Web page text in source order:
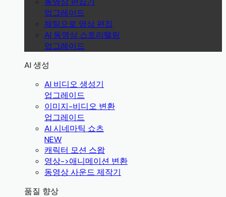
업그레이드
채팅으로 영상 편집
AI 동영상 스토리텔링
업그레이드
AI 생성
AI 비디오 생성기
업그레이드
이미지-비디오 변환
업그레이드
AI 시네마틱 쇼츠
NEW
캐릭터 모션 스왑
영상->애니메이션 변환
동영상 사운드 제작기
품질 향상